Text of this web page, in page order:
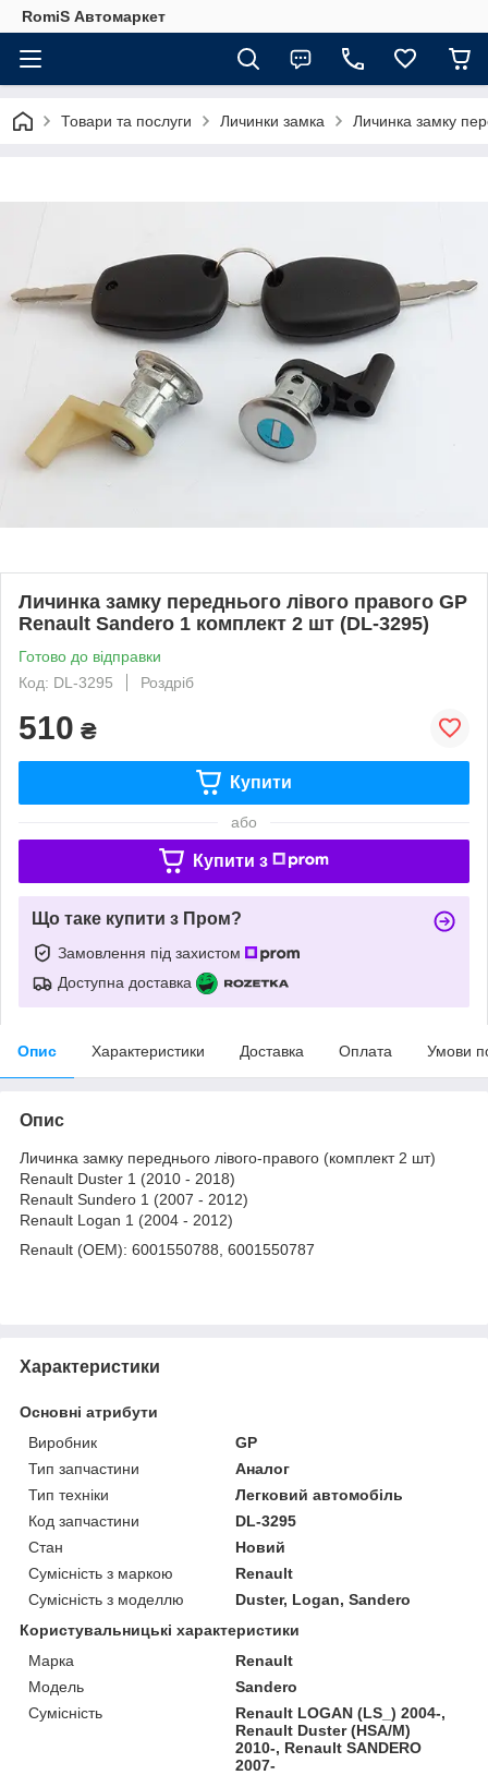
RomiS Автомаркет
Товари та послуги Личинки замка Личинка замку
Личинка замку переднього лівого правого GP
Renault Sandero 1 комплект 2 шт (DL-3295)
Готово до відправки
Код: DL-3295
Роздріб
510 ₴
Купити
або
Купити з
Що таке купити з Пром?
Замовлення під захистом
Доступна доставка
Опис Характеристики Доставка Оплата Умови
Опис
Личинка замку переднього лівого-правого (комплект 2 шт)
Renault Duster 1 (2010 - 2018)
Renault Sundero 1 (2007 - 2012)
Renault Logan 1 (2004 - 2012)
Renault (OEM): 6001550788, 6001550787
Характеристики
Основні атрибути
Виробник
GP
Тип запчастини
Аналог
Тип техніки
Легковий автомобіль
Код запчастини
DL-3295
Стан
Новий
Сумісність з маркою
Renault
Сумісність з моделлю
Duster, Logan, Sandero
Користувальницькі характеристики
Марка
Renault
Модель
Sandero
Сумісність
Renault LOGAN (LS_) 2004-,
Renault Duster (HSA/M)
2010-, Renault SANDERO
2007-